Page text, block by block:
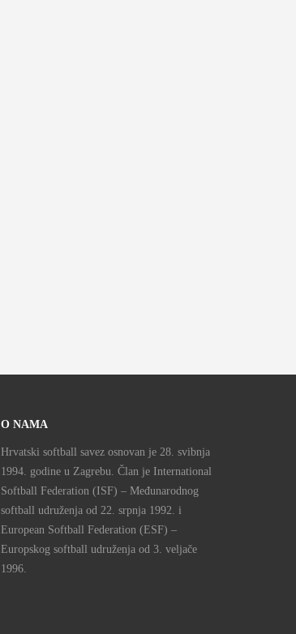
O NAMA
Hrvatski softball savez osnovan je 28. svibnja
1994. godine u Zagrebu. Član je International
Softball Federation (ISF) – Međunarodnog
softball udruženja od 22. srpnja 1992. i
European Softball Federation (ESF) –
Europskog softball udruženja od 3. veljače
1996.